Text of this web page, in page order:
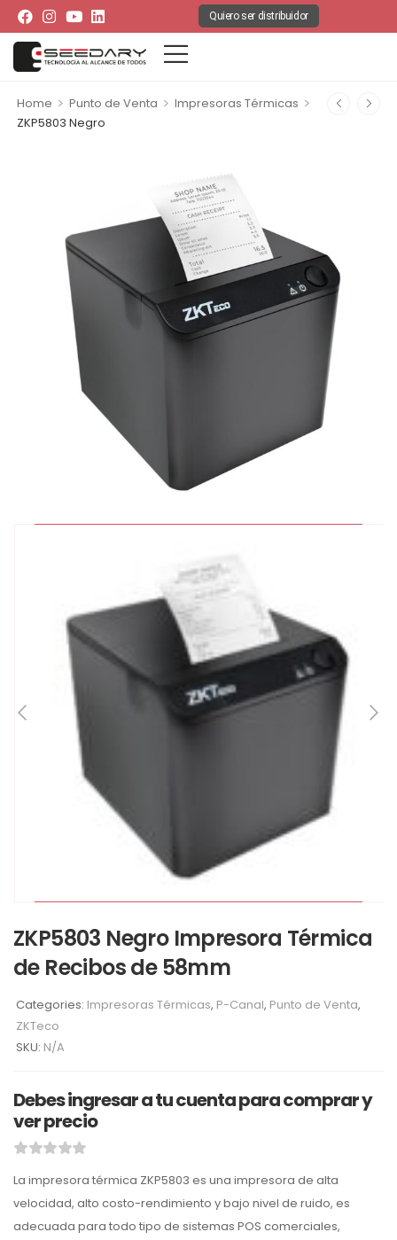
Quiero ser distribuidor
Home > Punto de Venta > Impresoras Térmicas >
ZKP5803 Negro
ZKP5803 Negro Impresora Térmica
de Recibos de 58mm
Categories: Impresoras Térmicas, P-Canal, Punto de Venta,
ZKTeco
SKU: N/A
Debes ingresar a tu cuenta para comprar y
ver precio
La impresora térmica ZKP5803 es una impresora de alta
velocidad, alto costo-rendimiento y bajo nivel de ruido, es
adecuada para todo tipo de sistemas POS comerciales,